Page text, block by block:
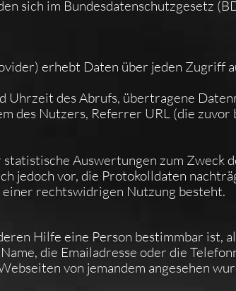
sich im Bundesdatenschutzgesetz
erhebt Daten über jeden Zugriff
Uhrzeit des Abrufs, übertragene
des Nutzers, Referrer URL (die zuvor
Auswertungen zum Zweck
jedoch vor, die Protokolldaten
rechtswidrigen Nutzung besteht.
Hilfe eine Person bestimmbar ist,
die Emailadresse oder die
von jemandem angesehen